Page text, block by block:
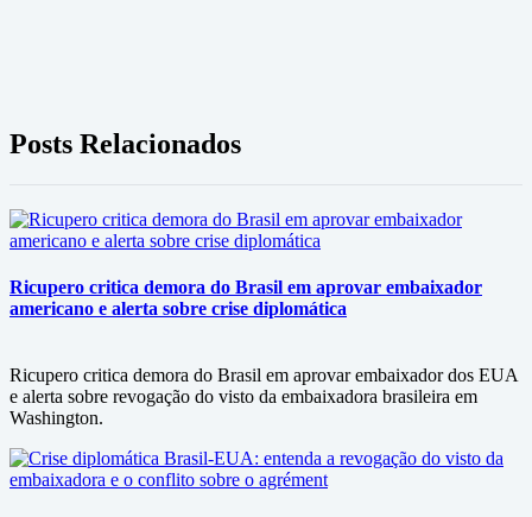
Posts Relacionados
Ricupero critica demora do Brasil em aprovar embaixador
americano e alerta sobre crise diplomática
Ricupero critica demora do Brasil em aprovar embaixador dos EUA
e alerta sobre revogação do visto da embaixadora brasileira em
Washington.